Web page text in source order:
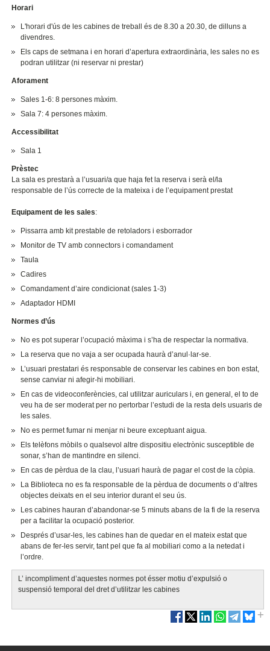
Horari
L'horari d'ús de les cabines de treball és de 8.30 a 20.30, de dilluns a
divendres.
Els caps de setmana i en horari d’apertura extraordinària, les sales no es
podran utilitzar (ni reservar ni prestar)
Aforament
Sales 1-6: 8 persones màxim.
Sala 7: 4 persones màxim.
Accessibilitat
Sala 1
Prèstec
La sala es prestarà a l’usuari/a que haja fet la reserva i serà el/la
responsable de l’ús correcte de la mateixa i de l’equipament prestat
Equipament de les sales:
Pissarra amb kit prestable de retoladors i esborrador
Monitor de TV amb connectors i comandament
Taula
Cadires
Comandament d’aire condicionat (sales 1-3)
Adaptador HDMI
Normes d’ús
No es pot superar l’ocupació màxima i s’ha de respectar la normativa.
La reserva que no vaja a ser ocupada haurà d’anul·lar-se.
L’usuari prestatari és responsable de conservar les cabines en bon estat,
sense canviar ni afegir-hi mobiliari.
En cas de videoconferències, cal utilitzar auriculars i, en general, el to de
veu ha de ser moderat per no pertorbar l’estudi de la resta dels usuaris de
les sales.
No es permet fumar ni menjar ni beure exceptuant aigua.
Els telèfons mòbils o qualsevol altre dispositiu electrònic susceptible de
sonar, s’han de mantindre en silenci.
En cas de pèrdua de la clau, l’usuari haurà de pagar el cost de la còpia.
La Biblioteca no es fa responsable de la pèrdua de documents o d’altres
objectes deixats en el seu interior durant el seu ús.
Les cabines hauran d’abandonar-se 5 minuts abans de la fi de la reserva
per a facilitar la ocupació posterior.
Després d’usar-les, les cabines han de quedar en el mateix estat que
abans de fer-les servir, tant pel que fa al mobiliari como a la netedat i
l’ordre.
L’ incompliment d’aquestes normes pot ésser motiu d’expulsió o
suspensió temporal del dret d’utilitzar les cabines